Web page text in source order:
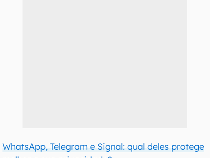
WhatsApp, Telegram e Signal: qual deles protege